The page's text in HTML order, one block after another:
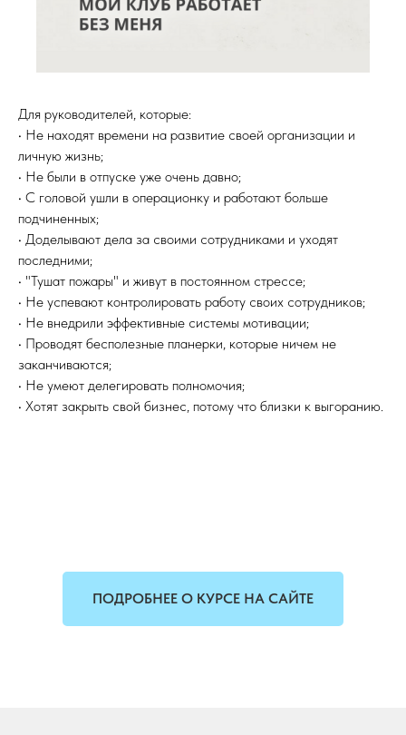
Для руководителей, которые:
• Не находят времени на развитие своей организации и
личную жизнь;
• Не были в отпуске уже очень давно;
• С головой ушли в операционку и работают больше
подчиненных;
• Доделывают дела за своими сотрудниками и уходят
последними;
• "Тушат пожары" и живут в постоянном стрессе;
• Не успевают контролировать работу своих сотрудников;
• Не внедрили эффективные системы мотивации;
• Проводят бесполезные планерки, которые ничем не
заканчиваются;
• Не умеют делегировать полномочия;
• Хотят закрыть свой бизнес, потому что близки к выгоранию.
ПОДРОБНЕЕ О КУРСЕ НА САЙТЕ